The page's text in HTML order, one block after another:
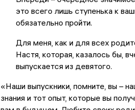
это всего лишь ступенька к
обязательно пройти.
Для меня, как и для всех
Настя, которая, казалось бы,
выпускается из девятого.
«Наши выпускники, помните, вы –
знания и тот опыт, которые вы